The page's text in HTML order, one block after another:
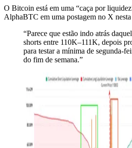
O Bitcoin está em uma “caça por
AlphaBTC em uma postagem no X
“Parece que estão indo atrás
shorts entre 110K–111K, depois
para testar a mínima de segunda-
do fim de semana.”